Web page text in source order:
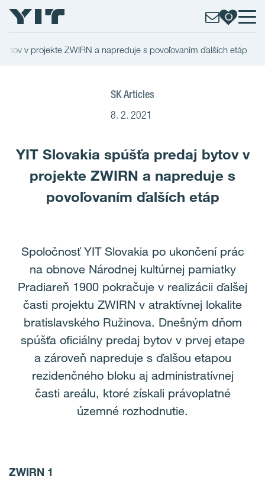
v projekte ZWIRN a napreduje s povoľovaním ďalších etáp
SK Articles
8. 2. 2021
YIT Slovakia spúšťa predaj bytov v
projekte ZWIRN a napreduje s
povoľovaním ďalších etáp
Spoločnosť YIT Slovakia po ukončení prác
na obnove Národnej kultúrnej pamiatky
Pradiareň 1900 pokračuje v realizácii ďalšej
časti projektu ZWIRN v atraktívnej lokalite
bratislavského Ružinova. Dnešným dňom
spúšťa oficiálny predaj bytov v prvej etape
a zároveň napreduje s ďalšou etapou
rezidenčného bloku aj administratívnej
časti areálu, ktoré získali právoplatné
územné rozhodnutie.
ZWIRN 1